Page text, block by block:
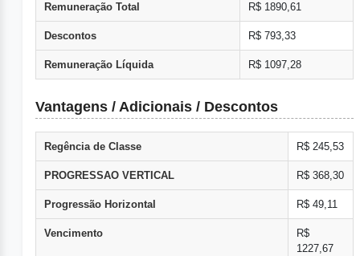
Remuneração Total R$ 1890,61
Descontos R$ 793,33
Remuneração Líquida R$ 1097,28
Vantagens / Adicionais / Descontos
Regência de Classe R$ 245,53
PROGRESSAO VERTICAL R$ 368,30
Progressão Horizontal R$ 49,11
Vencimento
R$
1227,67